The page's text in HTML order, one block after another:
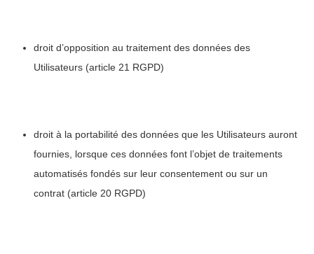
droit d’opposition au traitement des données des
Utilisateurs (article 21 RGPD)
droit à la portabilité des données que les Utilisateurs auront
fournies, lorsque ces données font l’objet de traitements
automatisés fondés sur leur consentement ou sur un
contrat (article 20 RGPD)